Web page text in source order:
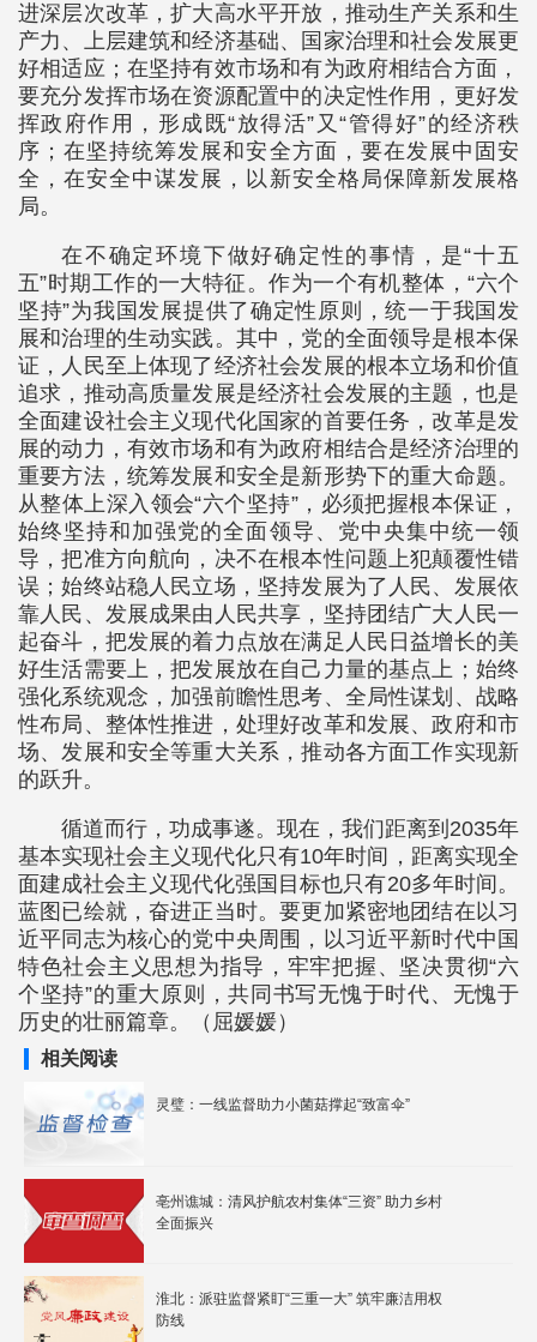
进深层次改革，扩大高水平开放，推动生产关系和生
产力、上层建筑和经济基础、国家治理和社会发展更
好相适应；在坚持有效市场和有为政府相结合方面，
要充分发挥市场在资源配置中的决定性作用，更好发
挥政府作用，形成既“放得活”又“管得好”的经济秩
序；在坚持统筹发展和安全方面，要在发展中固安
全，在安全中谋发展，以新安全格局保障新发展格
局。
在不确定环境下做好确定性的事情，是“十五
五”时期工作的一大特征。作为一个有机整体，“六个
坚持”为我国发展提供了确定性原则，统一于我国发
展和治理的生动实践。其中，党的全面领导是根本保
证，人民至上体现了经济社会发展的根本立场和价值
追求，推动高质量发展是经济社会发展的主题，也是
全面建设社会主义现代化国家的首要任务，改革是发
展的动力，有效市场和有为政府相结合是经济治理的
重要方法，统筹发展和安全是新形势下的重大命题。
从整体上深入领会“六个坚持”，必须把握根本保证，
始终坚持和加强党的全面领导、党中央集中统一领
导，把准方向航向，决不在根本性问题上犯颠覆性错
误；始终站稳人民立场，坚持发展为了人民、发展依
靠人民、发展成果由人民共享，坚持团结广大人民一
起奋斗，把发展的着力点放在满足人民日益增长的美
好生活需要上，把发展放在自己力量的基点上；始终
强化系统观念，加强前瞻性思考、全局性谋划、战略
性布局、整体性推进，处理好改革和发展、政府和市
场、发展和安全等重大关系，推动各方面工作实现新
的跃升。
循道而行，功成事遂。现在，我们距离到2035年
基本实现社会主义现代化只有10年时间，距离实现全
面建成社会主义现代化强国目标也只有20多年时间。
蓝图已绘就，奋进正当时。要更加紧密地团结在以习
近平同志为核心的党中央周围，以习近平新时代中国
特色社会主义思想为指导，牢牢把握、坚决贯彻“六
个坚持”的重大原则，共同书写无愧于时代、无愧于
历史的壮丽篇章。（屈媛媛）
相关阅读
灵璧：一线监督助力小菌菇撑起“致富伞”
亳州谯城：清风护航农村集体“三资” 助力乡村
全面振兴
淮北：派驻监督紧盯“三重一大” 筑牢廉洁用权
防线